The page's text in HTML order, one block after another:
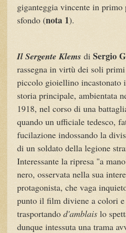
giganteggia vincente in
sfondo (nota 1).
Il Sergente Klems di Sergio
rassegna in virtù dei soli
piccolo gioiellino
storia principale, ambientata
1918, nel corso di una
quando un ufficiale tedesco,
fucilazione indossando la
di un soldato della legione
Interessante la ripresa "a
nero, osservata nella sua
protagonista, che vaga
punto il film diviene a colori e
trasportando d'amblais lo
dunque intessuta una trama